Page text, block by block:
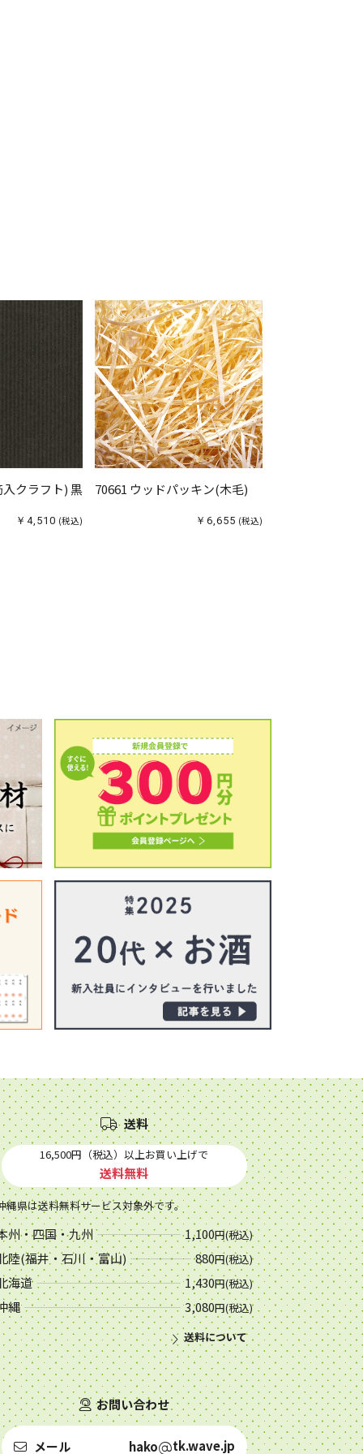
クラフト) 黒
￥4,510 (税込)
70661 ウッドパッキン(木毛)
￥6,655 (税込)
送料
16,500円（税込）以上お買い上げで
送料無料
縄県は送料無料サービス対象外です。
州・四国・九州 1,100円(税込)
陸(福井・石川・富山) 880円(税込)
海道 1,430円(税込)
縄 3,080円(税込)
送料について
お問い合わせ
メール hako tk.wave.jp